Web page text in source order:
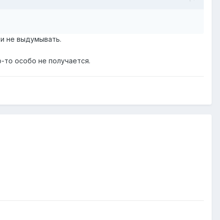
не выдумывать.
то особо не получается.